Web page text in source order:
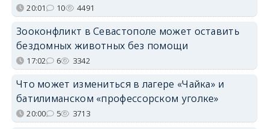
20:01 10 4491
Зооконфликт в Севастополе может оставить
бездомных животных без помощи
17:02 6 3342
Что может измениться в лагере «Чайка» и
батилиманском «профессорском уголке»
20:00 5 3713